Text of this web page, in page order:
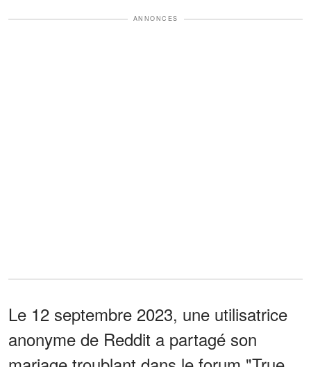
ANNONCES
Le 12 septembre 2023, une utilisatrice
anonyme de Reddit a partagé son